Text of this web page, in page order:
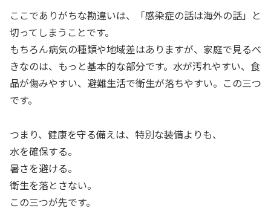
ここでありがちな勘違いは、「感染症の話は海外の話」と
切ってしまうことです。
もちろん病気の種類や地域差はありますが、家庭で見るべ
きなのは、もっと基本的な部分です。水が汚れやすい、食
品が傷みやすい、避難生活で衛生が落ちやすい。この三つ
です。
つまり、健康を守る備えは、特別な装備よりも、
水を確保する。
暑さを避ける。
衛生を落とさない。
この三つが先です。